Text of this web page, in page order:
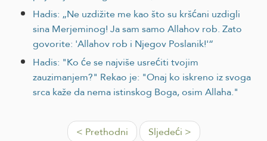
Hadis: „Ne uzdižite me kao što su kršćani uzdigli
sina Merjeminog! Ja sam samo Allahov rob. Zato
govorite: 'Allahov rob i Njegov Poslanik!'“
Hadis: "Ko će se najviše usrećiti tvojim
zauzimanjem?" Rekao je: "Onaj ko iskreno iz svoga
srca kaže da nema istinskog Boga, osim Allaha."
< Prethodni Sljedeći >